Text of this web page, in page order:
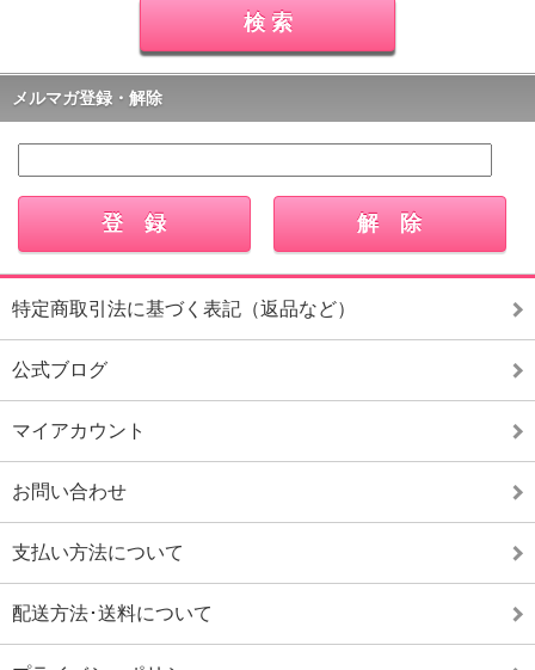
メルマガ登録・解除
特定商取引法に基づく表記（返品など）
公式ブログ
マイアカウント
お問い合わせ
支払い方法について
配送方法･送料について